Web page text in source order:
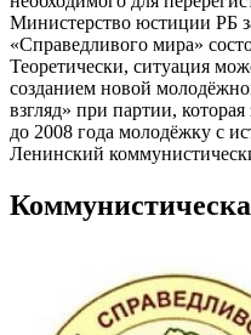
Министерство юстиции РБ
«Справедливого мира»
Теоретически, ситуация
созданием новой
взгляд» при партии,
до 2008 года молодёжку с
Ленинский